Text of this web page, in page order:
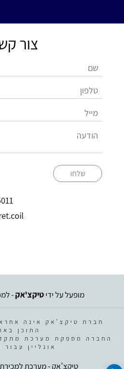
צור
שלחו
מופעל על ידיטיקצ'אק-
חברת טיקצ'אק אינה
התוכן
החברה מספקת מערכת
אונליין
טיקצ'אק - מערכת למכירת